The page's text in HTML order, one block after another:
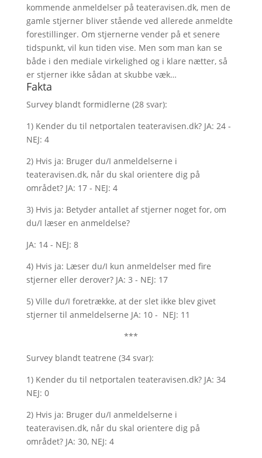
kommende anmeldelser på teateravisen.dk, men de
gamle stjerner bliver stående ved allerede anmeldte
forestillinger. Om stjernerne vender på et senere
tidspunkt, vil kun tiden vise. Men som man kan se
både i den mediale virkelighed og i klare nætter, så
er stjerner ikke sådan at skubbe væk…
Fakta
Survey blandt formidlerne (28 svar):
1) Kender du til netportalen teateravisen.dk? JA: 24 -
NEJ: 4
2) Hvis ja: Bruger du/I anmeldelserne i
teateravisen.dk, når du skal orientere dig på
området? JA: 17 - NEJ: 4
3) Hvis ja: Betyder antallet af stjerner noget for, om
du/I læser en anmeldelse?
JA: 14 - NEJ: 8
4) Hvis ja: Læser du/I kun anmeldelser med fire
stjerner eller derover? JA: 3 - NEJ: 17
5) Ville du/I foretrække, at der slet ikke blev givet
stjerner til anmeldelserne JA: 10 - NEJ: 11
***
Survey blandt teatrene (34 svar):
1) Kender du til netportalen teateravisen.dk? JA: 34
NEJ: 0
2) Hvis ja: Bruger du/I anmeldelserne i
teateravisen.dk, når du skal orientere dig på
området? JA: 30, NEJ: 4